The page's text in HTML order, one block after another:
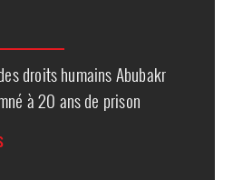
droits humains Abubakr
à 20 ans de prison